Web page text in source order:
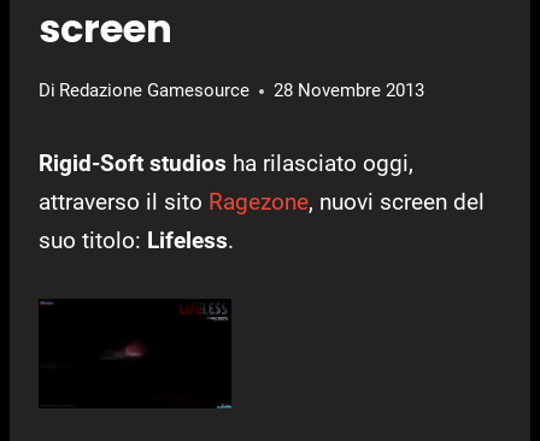
screen
Di Redazione Gamesource 28 Novembre 2013
Rigid-Soft studios ha rilasciato oggi,
attraverso il sito Ragezone, nuovi screen del
suo titolo: Lifeless.